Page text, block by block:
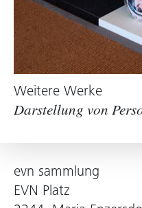
Weitere Werke
Darstellung von
evn sammlung
EVN Platz